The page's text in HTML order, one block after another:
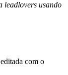
leadlovers usando
com o